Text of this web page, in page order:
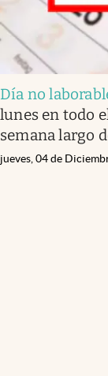
Día no
lunes en todo
semana largo
jueves, 04 de